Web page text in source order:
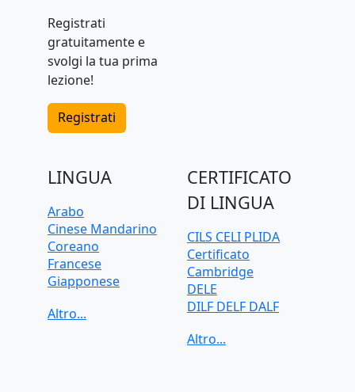
Registrati
gratuitamente e
svolgi la tua prima
lezione!
Registrati
LINGUA
Arabo
Cinese Mandarino
Coreano
Francese
Giapponese
Inglese
CERTIFICATO
DI LINGUA
CILS CELI PLIDA
Certificato
Cambridge
DELE
DILF DELF DALF
IELTS